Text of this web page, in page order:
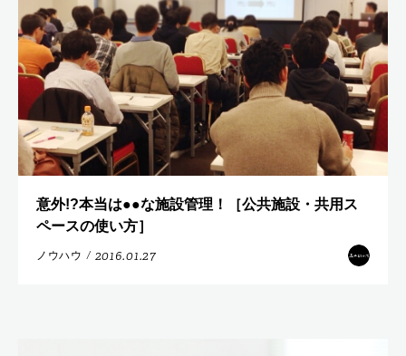
意外!?本当は●●な施設管理！［公共施設・共用ス
ペースの使い方］
ノウハウ / 2016.01.27